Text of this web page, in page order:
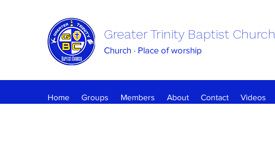
Greater Trinity Baptist Church
Church · Place of worship
Home Groups Members About Contact Videos